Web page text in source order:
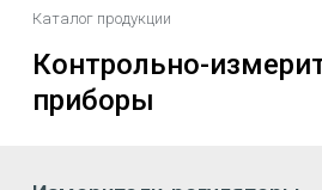
Каталог продукции
Контрольно-
приборы